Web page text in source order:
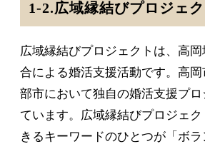
1-2.広域縁結びプロジェク
広域縁結びプロジェクトは、高
合による婚活支援活動です。高
部市において独自の婚活支援プ
ています。広域縁結びプロジェ
きるキーワードのひとつが「ボラ